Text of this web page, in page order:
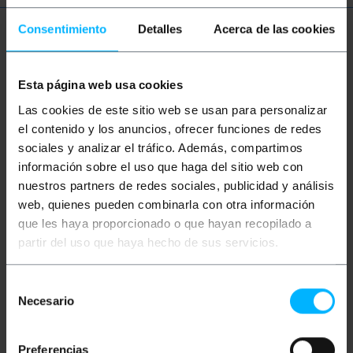
Consentimiento Detalles Acerca de las cookies
Esta página web usa cookies
Las cookies de este sitio web se usan para personalizar
el contenido y los anuncios, ofrecer funciones de redes
sociales y analizar el tráfico. Además, compartimos
información sobre el uso que haga del sitio web con
nuestros partners de redes sociales, publicidad y análisis
web, quienes pueden combinarla con otra información
que les haya proporcionado o que hayan recopilado a
partir del uso que haya hecho de sus servicios.
Necesario
Preferencias
Plus d'informations
Description
Armoire de chargement et de transport pour
ordinateurs portables, tablettes, smartphones et
autres appareils électroniques. Idéale pour les
écoles, les bureaux, les entreprises, etc. Cette
armoire métallique à roulettes facilite son
déplacement. À l'intérieur, des étagères
coulissantes permettent un rangement organisé des
appareils à charger. Elle est équipée d'une porte